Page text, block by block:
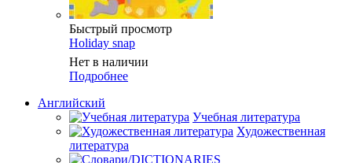
Быстрый просмотр
Holiday snap
Нет в наличии
Подробнее
Английский
Учебная литература
Художественная
литература